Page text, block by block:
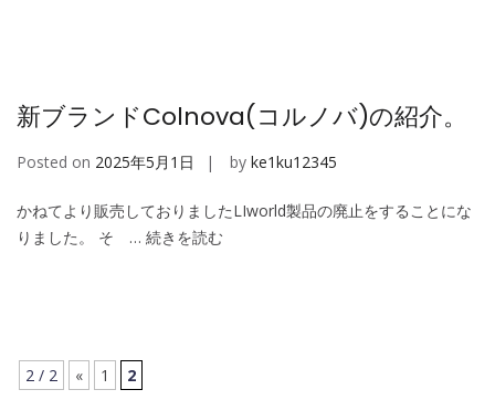
新ブランドColnova(コルノバ)の紹介。
Posted on 2025年5月1日 by ke1ku12345
かねてより販売しておりましたLIworld製品の廃止をすることにな
りました。 そ … 続きを読む
2 / 2 « 1 2